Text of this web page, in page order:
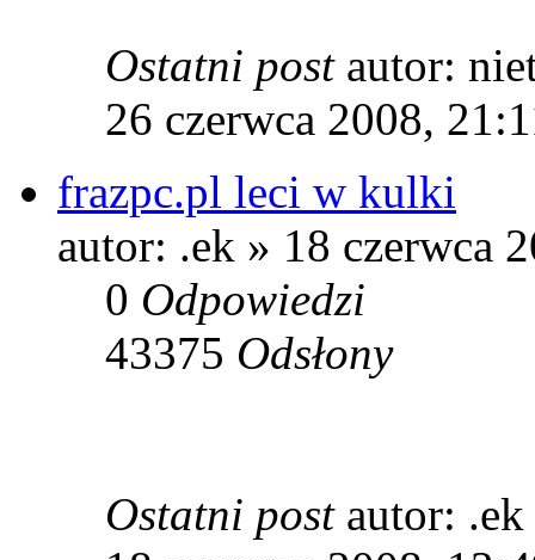
Ostatni post autor:
26 czerwca 2008,
frazpc.pl leci w kulki
autor: .ek » 18 czerwca
0 Odpowiedzi
43375 Odsłony
Ostatni post autor: .ek